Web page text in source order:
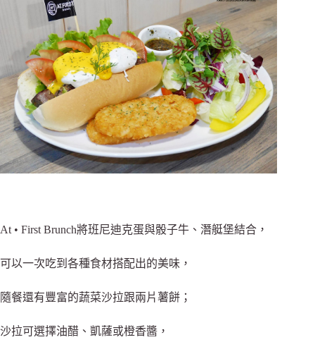
At • First Brunch將班尼迪克蛋與骰子牛、潛艇堡結合，
可以一次吃到各種食材搭配出的美味，
隨餐還有豐富的蔬菜沙拉跟兩片薯餅；
沙拉可選擇油醋、凱薩或橙香醬，